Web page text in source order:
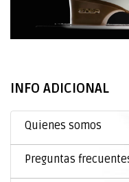
INFO ADICIONAL
Quienes somos
Preguntas